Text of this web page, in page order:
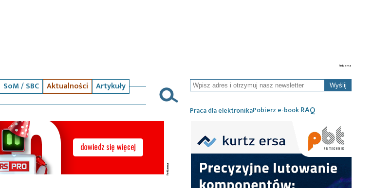
SoM / SBC Aktualności
Artykuły
Wyślij
Praca dla elektronikaPobierz e-bookRAQ